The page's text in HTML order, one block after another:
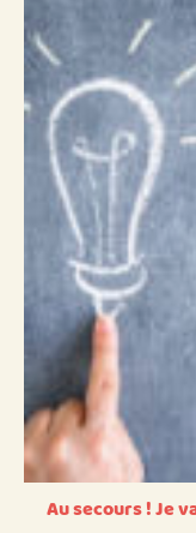
Au secours ! Je